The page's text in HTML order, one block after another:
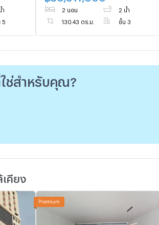
ำ
5
2 นอน 2 น้ำ
130.43 ตร.ม. ชั้น 3
ช่สำหรับคุณ?
เคียง